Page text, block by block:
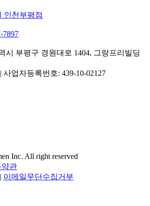
인천부평점
7897
시 부평구 경원대로 1404, 그랑프리빌딩
사업자등록번호: 439-10-02127
Inc. All right reserved
약관
| 이메일무단수집거부